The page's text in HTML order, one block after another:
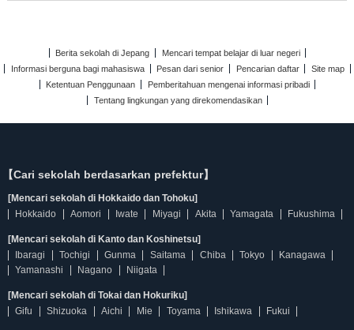
Berita sekolah di Jepang
Mencari tempat belajar di luar negeri
Informasi berguna bagi mahasiswa
Pesan dari senior Pencarian daftar
Site map
Ketentuan Penggunaan
Pemberitahuan mengenai informasi pribadi
Tentang lingkungan yang direkomendasikan
【Cari sekolah berdasarkan prefektur】
[Mencari sekolah di Hokkaido dan Tohoku]
Hokkaido
Aomori Iwate Miyagi Akita Yamagata Fukushima
[Mencari sekolah di Kanto dan Koshinetsu]
Ibaragi
Tochigi Gunma Saitama Chiba Tokyo
Kanagawa
Yamanashi
Nagano Niigata
[Mencari sekolah di Tokai dan Hokuriku]
Gifu
Shizuoka Aichi Mie Toyama Ishikawa Fukui